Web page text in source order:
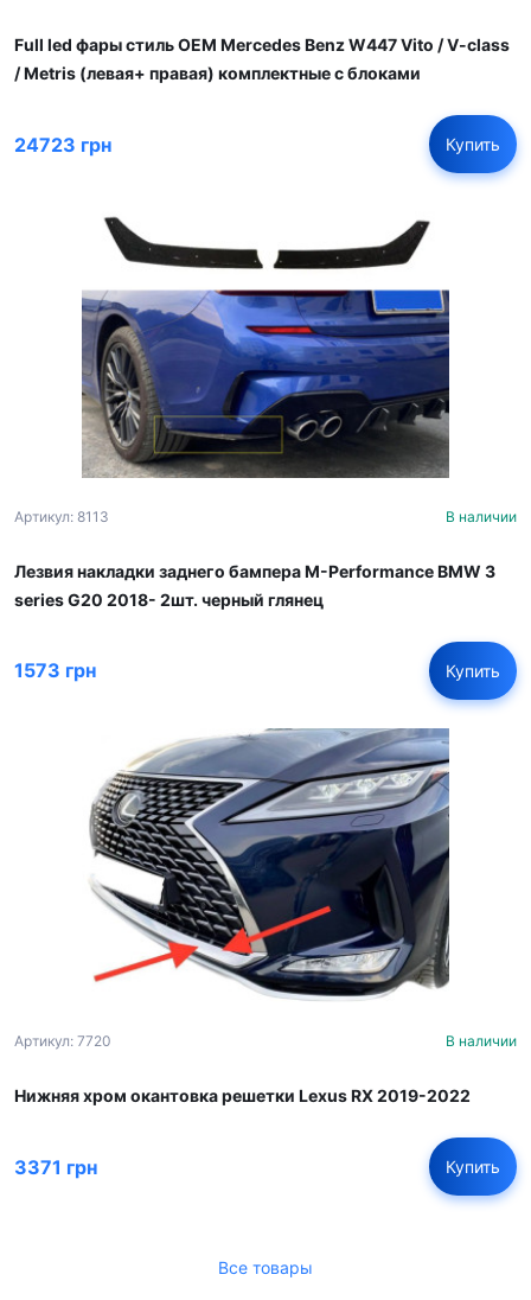
Full led фары стиль OEM Mercedes Benz W447 Vito / V-class
/ Metris (левая+ правая) комплектные с блоками
24723 грн Купить
Артикул: 8113 В наличии
Лезвия накладки заднего бампера M-Performance BMW 3
series G20 2018- 2шт. черный глянец
1573 грн Купить
Артикул: 7720 В наличии
Нижняя хром окантовка решетки Lexus RX 2019-2022
3371 грн Купить
Все товары